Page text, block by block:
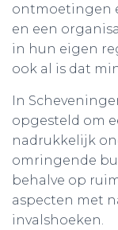
ontmoetingen
en een
in hun eigen
ook al is dat
In
opgesteld om
nadrukkelijk
omringende
behalve op
aspecten met
invalshoeken.